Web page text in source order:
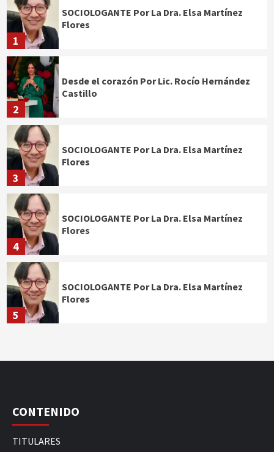
1
SOCIOLOGANTE Por La Dra. Elsa Martínez
Flores
2
Desde el corazón Por Lic. Rocío Hernández
Castillo
3
SOCIOLOGANTE Por La Dra. Elsa Martínez
Flores
4
SOCIOLOGANTE Por La Dra. Elsa Martínez
Flores
5
SOCIOLOGANTE Por La Dra. Elsa Martínez
Flores
CONTENIDO
TITULARES